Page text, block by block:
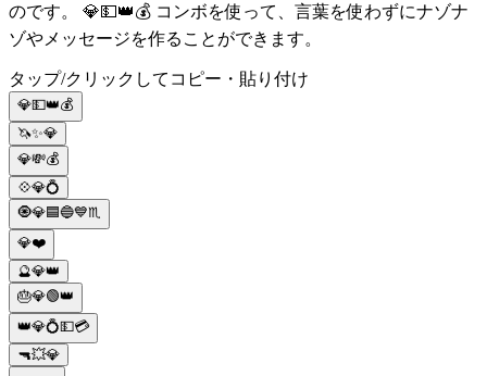
のです。 💎💵👑💰 コンボを使って、言葉を使わずにナゾナ
ゾやメッセージを作ることができます。
タップ/クリックしてコピー・貼り付け
💎💵👑💰
🦄✨💎
💎💸💰
💠💎💍
🧿💎🟦🔵💙♏
💎❤️
🔮💎👑
🎂💎🟢👑
👑💎💍💵💳
🔫💥💎